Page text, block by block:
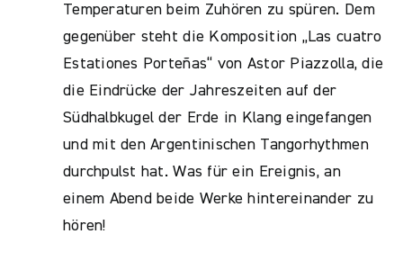
Temperaturen beim Zuhören zu spüren. Dem
gegenüber steht die Komposition „Las cuatro
Estationes Porteñas“ von Astor Piazzolla, die
die Eindrücke der Jahreszeiten auf der
Südhalbkugel der Erde in Klang eingefangen
und mit den Argentinischen Tangorhythmen
durchpulst hat. Was für ein Ereignis, an
einem Abend beide Werke hintereinander zu
hören!